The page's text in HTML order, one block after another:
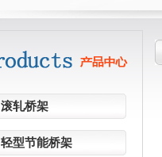
滚轧桥架
轻型节能桥架